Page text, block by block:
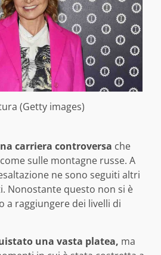
(Getty images)
carriera controversa che
sulle montagne russe. A
ne sono seguiti altri
Nonostante questo non si è
a raggiungere dei livelli di
una vasta platea, ma